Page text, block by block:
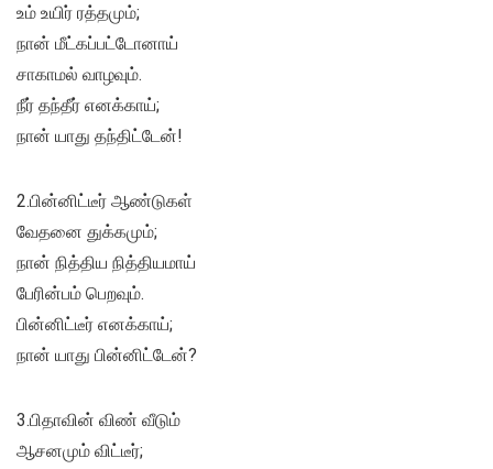
உம் உயிர் ரத்தமும்;
நான் மீட்கப்பட்டோனாய்
சாகாமல் வாழவும்.
நீர் தந்தீர் எனக்காய்;
நான் யாது தந்திட்டேன்!
2.பின்னிட்டீர் ஆண்டுகள்
வேதனை துக்கமும்;
நான் நித்திய நித்தியமாய்
பேரின்பம் பெறவும்.
பின்னிட்டீர் எனக்காய்;
நான் யாது பின்னிட்டேன்?
3.பிதாவின் விண் வீடும்
ஆசனமும் விட்டீர்;